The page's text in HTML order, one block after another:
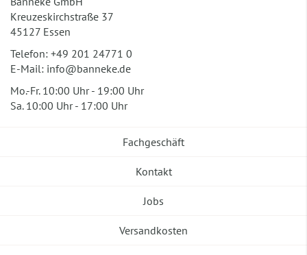
Kreuzeskirchstraße 37
45127 Essen
Telefon: +49 201 24771 0
E-Mail: info@banneke.de
Mo.-Fr. 10:00 Uhr - 19:00 Uhr
Sa. 10:00 Uhr - 17:00 Uhr
Fachgeschäft
Kontakt
Jobs
Versandkosten